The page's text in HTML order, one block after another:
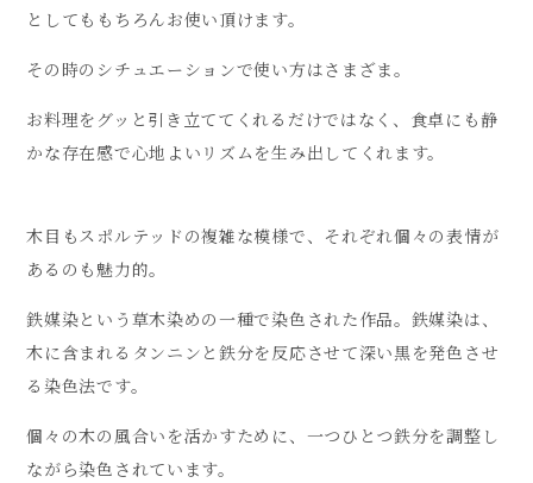
としてももちろんお使い頂けます。
その時のシチュエーションで使い方はさまざま。
お料理をグッと引き立ててくれるだけではなく、食卓にも静
かな存在感で心地よいリズムを生み出してくれます。
木目もスポルテッドの複雑な模様で、それぞれ個々の表情が
あるのも魅力的。
鉄媒染という草木染めの一種で染色された作品。鉄媒染は、
木に含まれるタンニンと鉄分を反応させて深い黒を発色させ
る染色法です。
個々の木の風合いを活かすために、一つひとつ鉄分を調整し
ながら染色されています。